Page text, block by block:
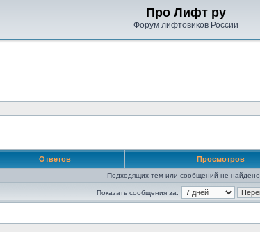
Про Лифт ру
Форум лифтовиков России
Ответов Просмотров
Подходящих тем или сообщений не найдено.
Показать сообщения за: